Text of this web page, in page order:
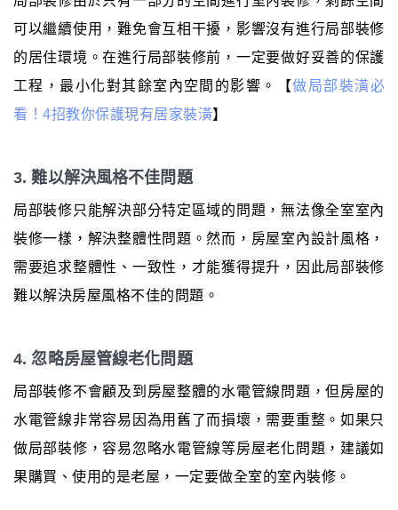
可以繼續使用，難免會互相干擾，影響沒有進行局部裝修
的居住環境。在進行局部裝修前，一定要做好妥善的保護
工程，最小化對其餘室內空間的影響。【做局部裝潢必
看！4招教你保護現有居家裝潢】
3. 難以解決風格不佳問題
局部裝修只能解決部分特定區域的問題，無法像全室室內
裝修一樣，解決整體性問題。然而，房屋室內設計風格，
需要追求整體性、一致性，才能獲得提升，因此局部裝修
難以解決房屋風格不佳的問題。
4. 忽略房屋管線老化問題
局部裝修不會顧及到房屋整體的水電管線問題，但房屋的
水電管線非常容易因為用舊了而損壞，需要重整。如果只
做局部裝修，容易忽略水電管線等房屋老化問題，建議如
果購買、使用的是老屋，一定要做全室的室內裝修。